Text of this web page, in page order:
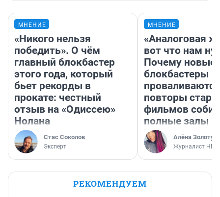
МНЕНИЕ
«Никого нельзя
победить». О чём
главный блокбастер
этого года, который
бьет рекорды в
прокате: честный
отзыв на «Одиссею»
Нолана
Стас Соколов
Эксперт
МНЕНИЕ
«Аналоговая
вот что нам
Почему новые
блокбастеры
повторы
фильмов
полные залы
Алёна
Журналист НГС
РЕКОМЕНДУЕМ